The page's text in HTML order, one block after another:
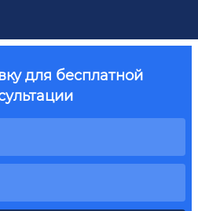
для бесплатной